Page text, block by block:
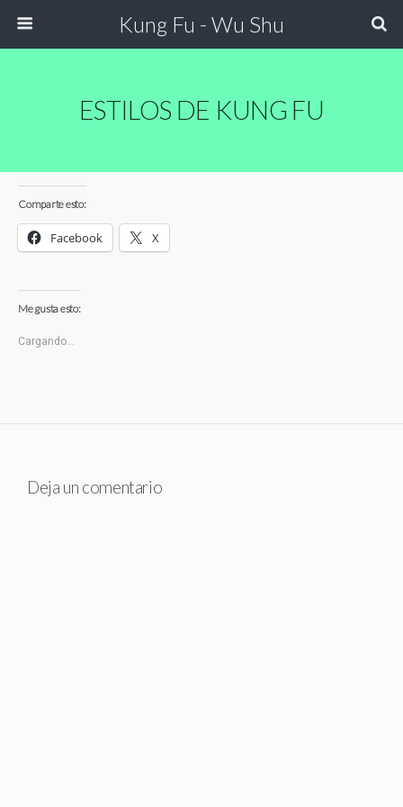
Kung Fu - Wu Shu
ESTILOS DE KUNG FU
Comparte esto:
Facebook X
Me gusta esto:
Cargando...
Deja un comentario